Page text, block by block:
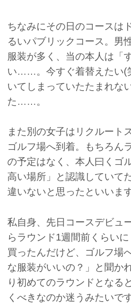
ちなみにその日のコースは
るいパブリックコース。男
服装が多く、当の本人は「
い……。今すぐ着替えたい(
いてしまっていたたまれな
た……。
また別の女子はリクルート
ゴルフ場へ到着。もちろん
の予定はなく、本人曰くゴ
高い場所」と認識していて
違いないと思ったといいます
私自身、先日コースデビュ
らラウンド1週間前くらい
買ったんだけど、ゴルフ場
な服装がいいの？」と聞か
り初めてのラウンドとなる
くべきなのか迷うみたいで